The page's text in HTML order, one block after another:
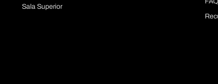
Sala Superior